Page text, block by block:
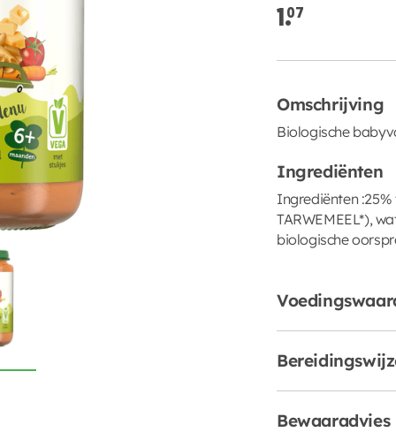
1.07
Omschrijving
Biologische
Ingrediënten
Ingrediënten
TARWEMEEL*),
biologische
Bewaaradvies